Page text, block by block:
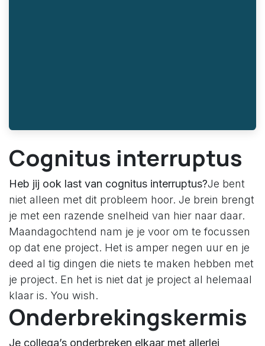
Cognitus interruptus
Heb jij ook last van cognitus interruptus?Je bent
niet alleen met dit probleem hoor. Je brein brengt
je met een razende snelheid van hier naar daar.
Maandagochtend nam je je voor om te focussen
op dat ene project. Het is amper negen uur en je
deed al tig dingen die niets te maken hebben met
je project. En het is niet dat je project al helemaal
klaar is. You wish.
Onderbrekingskermis
Je collega’s onderbreken elkaar met allerlei